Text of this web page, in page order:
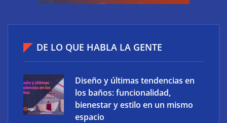
El riesgo oculto del verano en el puesto de trabajo:
DE LO QUE HABLA LA GENTE
Diseño y últimas tendencias en
los baños: funcionalidad,
bienestar y estilo en un mismo
espacio